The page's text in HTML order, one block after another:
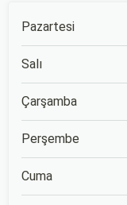
Pazartesi
Salı
Çarşamba
Perşembe
Cuma